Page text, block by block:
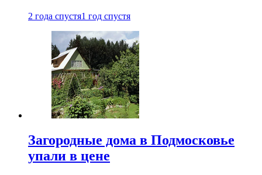
2 года спустя1 год спустя
Загородные дома в Подмосковье
упали в цене